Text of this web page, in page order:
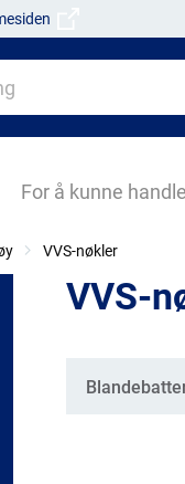
For å kunne
VVS-nøkler
VVS-
Kategorier